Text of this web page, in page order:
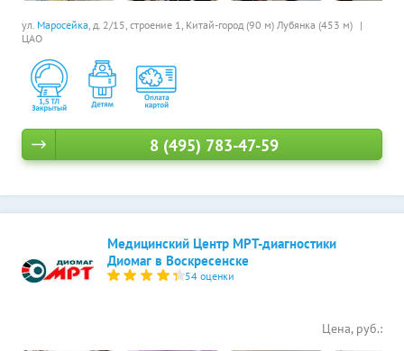
ул. Маросейка, д. 2/15, строение 1, Китай-город (90 м) Лубянка (453 м)
ЦАО
8 (495) 783-47-59
Медицинский Центр МРТ-диагностики
Диомаг в Воскресенске
54 оценки
Цена, руб.: